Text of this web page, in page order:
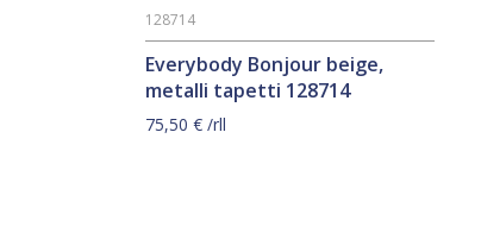
Everybody Bonjour beige,
metalli tapetti 128714
128714
75,50 € /rll